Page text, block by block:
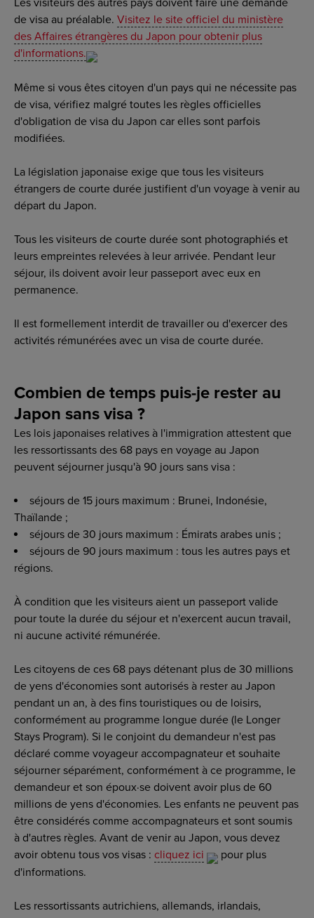
de visa au préalable. Visitez le site officiel du ministère
des Affaires étrangères du Japon pour obtenir plus
d'informations.
Même si vous êtes citoyen d'un pays qui ne nécessite pas
de visa, vérifiez malgré toutes les règles officielles
d'obligation de visa du Japon car elles sont parfois
modifiées.
La législation japonaise exige que tous les visiteurs
étrangers de courte durée justifient d'un voyage à venir au
départ du Japon.
Tous les visiteurs de courte durée sont photographiés et
leurs empreintes relevées à leur arrivée. Pendant leur
séjour, ils doivent avoir leur passeport avec eux en
permanence.
Il est formellement interdit de travailler ou d'exercer des
activités rémunérées avec un visa de courte durée.
Combien de temps puis-je rester au
Japon sans visa ?
Les lois japonaises relatives à l'immigration attestent que
les ressortissants des 68 pays en voyage au Japon
peuvent séjourner jusqu'à 90 jours sans visa :
séjours de 15 jours maximum : Brunei, Indonésie,
Thaïlande ;
séjours de 30 jours maximum : Émirats arabes unis ;
séjours de 90 jours maximum : tous les autres pays et
régions.
À condition que les visiteurs aient un passeport valide
pour toute la durée du séjour et n'exercent aucun travail,
ni aucune activité rémunérée.
Les citoyens de ces 68 pays détenant plus de 30 millions
de yens d'économies sont autorisés à rester au Japon
pendant un an, à des fins touristiques ou de loisirs,
conformément au programme longue durée (le Longer
Stays Program). Si le conjoint du demandeur n'est pas
déclaré comme voyageur accompagnateur et souhaite
séjourner séparément, conformément à ce programme, le
demandeur et son époux·se doivent avoir plus de 60
millions de yens d'économies. Les enfants ne peuvent pas
être considérés comme accompagnateurs et sont soumis
à d'autres règles. Avant de venir au Japon, vous devez
avoir obtenu tous vos visas : cliquez ici
pour plus
d'informations.
Les ressortissants autrichiens, allemands, irlandais,